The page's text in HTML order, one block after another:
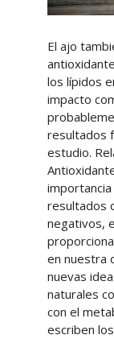
El ajo
los lípidos
impacto
resultados
estudio.
resultados
negativos,
en nuestra
nuevas
naturales
con el
escriben